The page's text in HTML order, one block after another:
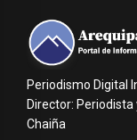
Periodismo Digital
Director:
Chaiña